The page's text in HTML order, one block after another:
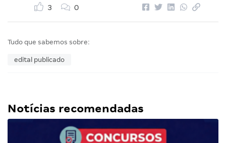
3 0
Tudo que sabemos sobre:
edital publicado
Notícias recomendadas